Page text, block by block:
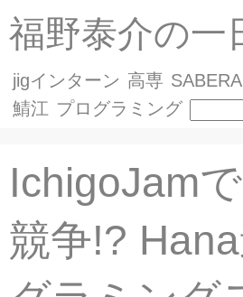
福野泰介の一
jigインターン 高専 SABERA
鯖江 プログラミング
IchigoJam
競争!?